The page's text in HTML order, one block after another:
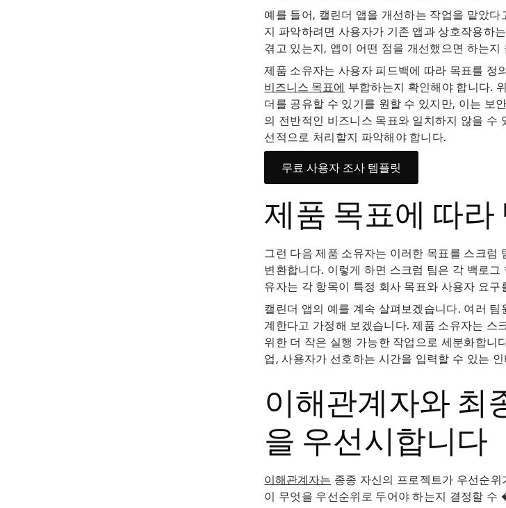
예를 들어, 캘린더 앱을 개선하는 작업을 맡았
지 파악하려면 사용자가 기존 앱과 상호작용하
겪고 있는지, 앱이 어떤 점을 개선했으면 하는지
제품 소유자는 사용자 피드백에 따라 목표를 정
비즈니스 목표에 부합하는지 확인해야 합니다.
더를 공유할 수 있기를 원할 수 있지만, 이는 보
의 전반적인 비즈니스 목표와 일치하지 않을 수
선적으로 처리할지 파악해야 합니다.
무료 사용자 조사 템플릿
제품 목표에 따라
그런 다음 제품 소유자는 이러한 목표를 스크럼
변환합니다. 이렇게 하면 스크럼 팀은 각 백로
유자는 각 항목이 특정 회사 목표와 사용자 요
캘린더 앱의 예를 계속 살펴보겠습니다. 여러
계한다고 가정해 보겠습니다. 제품 소유자는 스
위한 더 작은 실행 가능한 작업으로 세분화합니
업, 사용자가 선호하는 시간을 입력할 수 있는
이해관계자와 최
을 우선시합니다
이해관계자는 종종 자신의 프로젝트가 우선순
이 무엇을 우선순위로 두어야 하는지 결정할